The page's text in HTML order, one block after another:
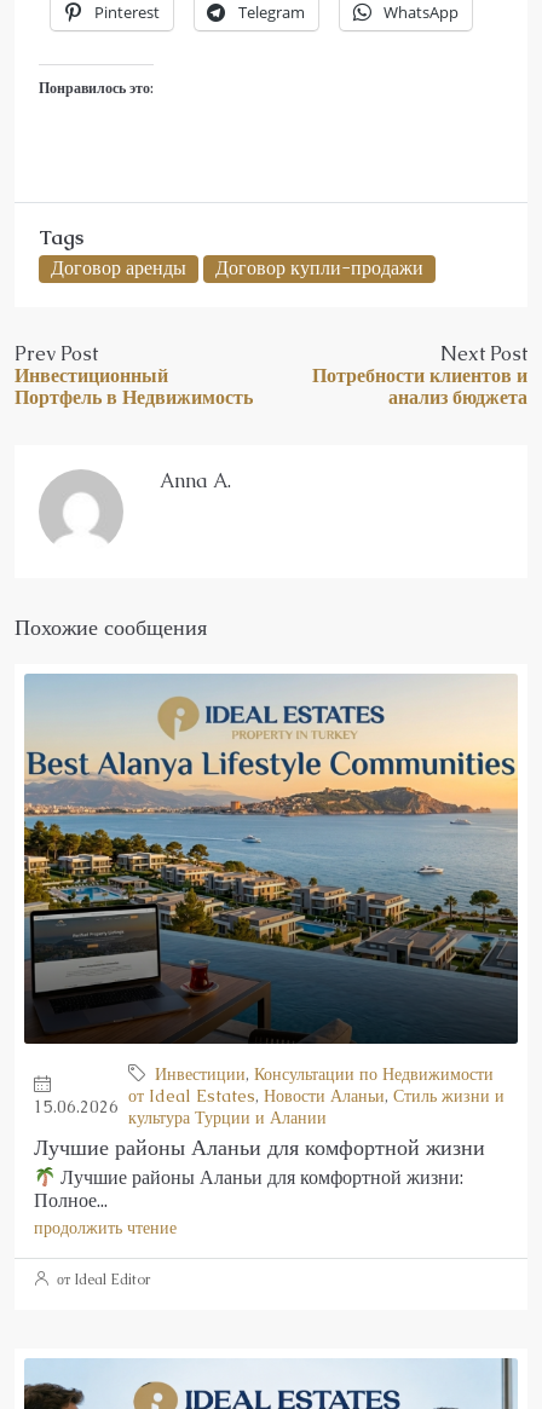
Pinterest Telegram WhatsApp
Понравилось это:
Tags
Договор аренды
Договор купли-продажи
Prev Post
Инвестиционный
Портфель в Недвижимость
Next Post
Потребности клиентов и
анализ бюджета
Anna A.
Похожие сообщения
15.06.2026
Инвестиции, Консультации по Недвижимости
от Ideal Estates, Новости Аланьи, Стиль жизни и
культура Турции и Алании
Лучшие районы Аланьи для комфортной жизни
Лучшие районы Аланьи для комфортной жизни:
Полное...
продолжить чтение
от Ideal Editor